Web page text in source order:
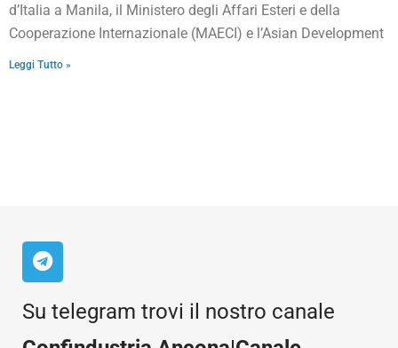
d’Italia a Manila, il Ministero degli Affari Esteri e della
Cooperazione Internazionale (MAECI) e l’Asian Development
Leggi Tutto »
Su telegram trovi il nostro canale